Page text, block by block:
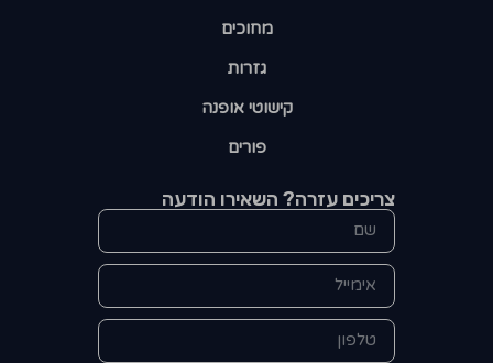
מחוכים
גזרות
קישוטי אופנה
פורים
צריכים עזרה? השאירו הודעה